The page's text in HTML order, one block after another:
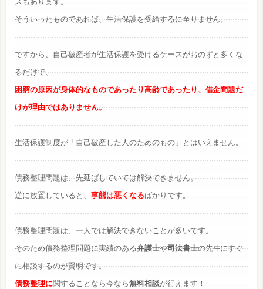
そういったものであれば、生活保護を受給するに至りません。
ですから、自己破産者が生活保護を受けるケースがおのずと多くな
るだけで、
困窮の原因が身体的なものであったり高齢であったり、借金問題だ
けが理由ではありません。
生活保護制度が「自己破産した人のためのもの」とはいえません。
債務整理問題は、先延ばしていては解決できません。
逆に放置していると、事態は悪くなるばかりです。
債務整理問題は、一人では解決できないことが多いです。
そのため債務整理問題に実績のある弁護士や司法書士の先生にすぐ
に相談するのが賢明です。
債務整理に関することなら今なら無料相談が行えます！